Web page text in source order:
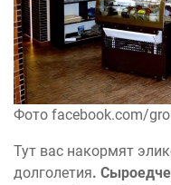
Фото facebook.com/
Тут вас накормят
долголетия.